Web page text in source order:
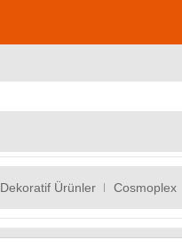
Dekoratif Ürünler Cosmoplex